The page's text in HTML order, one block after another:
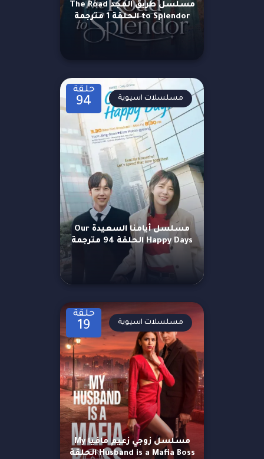
مسلسل طريق المجد The Road
to Splendor الحلقة 1 مترجمة
حلقة
94
مسلسل أيامنا السعيدة Our
Happy Days الحلقة 94 مترجمة
مسلسلات اسيوية
حلقة
19
مسلسل زوجي زعيم مافيا My
Husband is a Mafia Boss الحلقة
مسلسلات اسيوية